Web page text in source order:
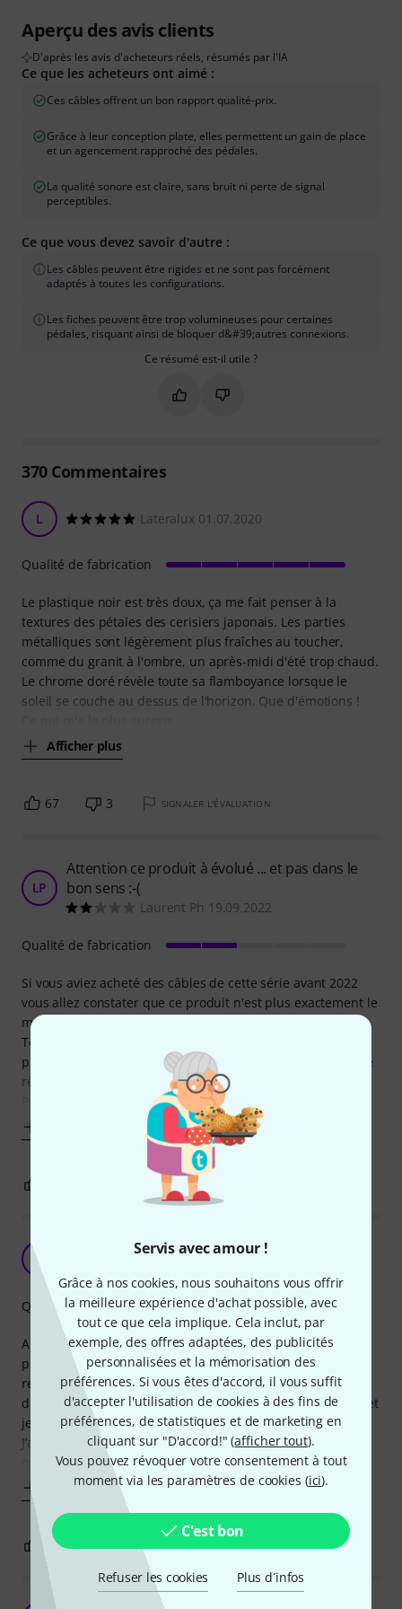
Servis avec amour !
Grâce à nos cookies, nous souhaitons vous offrir
la meilleure expérience d'achat possible, avec
tout ce que cela implique. Cela inclut, par
exemple, des offres adaptées, des publicités
personnalisées et la mémorisation des
préférences. Si vous êtes d'accord, il vous suffit
d'accepter l'utilisation de cookies à des fins de
préférences, de statistiques et de marketing en
cliquant sur "D'accord!" (afficher tout).
Vous pouvez révoquer votre consentement à tout
moment via les paramètres de cookies (ici).
C'est bon
Refuser les cookies Plus d´infos
Aperçu des avis clients
D'après les avis d'acheteurs réels, résumés par l'IA
Ce que les acheteurs ont aimé :
Ces câbles offrent un bon rapport qualité-prix.
Grâce à leur conception plate, elles permettent un gain de place
et un agencement rapproché des pédales.
La qualité sonore est claire, sans bruit ni perte de signal
perceptibles.
Ce que vous devez savoir d'autre :
Les câbles peuvent être rigides et ne sont pas forcément
adaptés à toutes les configurations.
Les fiches peuvent être trop volumineuses pour certaines
pédales, risquant ainsi de bloquer d&#39;autres connexions.
Ce résumé est-il utile ?
Marquer ce résumé comme utile
Marquer ce résumé comme
370Commentaires
L Lateralux 01.07.2020
Le plastique noir est très doux, ça me fait penser à la
textures des pétales des cerisiers japonais. Les parties
métalliques sont légèrement plus fraîches au toucher,
comme du granit à l'ombre, un après-midi d'été trop chaud.
Le chrome doré révèle toute sa flamboyance lorsque le
soleil se couche au dessus de l'horizon. Que d'émotions !
Afficher plus
Qualité de fabrication
67 3 SIGNALER L'ÉVALUATION
LP
Attention ce produit à évolué ... et pas dans le
bon sens :-(
Laurent Ph 19.09.2022
Si vous aviez acheté des câbles de cette série avant 2022
vous allez constater que ce produit n'est plus exactement le
même et celà malgré son nom qui reste inchangé.
Tout d'abord les fiches ont des extrémités carrées et non
plus arrondies. Mais surtout les longueurs de câble ont été
réduite. Auparavant (avant 2022) la longueur du câble du
Pro5 était de 5cm, pour
Qualité de fabrication
SIGNALER L'ÉVALUATION
M
Après en avoir acheté un pour me rendre compte
physiquement de la fabrication et de le tester j’en ai
recommandé 6 autres de la même marque, mais de taille
différente, pour gagner de la place dans mon Pedalboard et
je suis très satisfait du résultat.
J’ai constaté que la transmission du signal c’est amélioré et
que le gain de place qu’il procure n’est pas
Afficher plus
Qualité de fabrication